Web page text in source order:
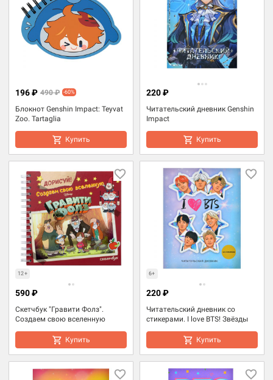
Блокнот Genshin Impact: Teyvat
Zoo. Tartaglia
196 ₽ 490 ₽ -60%
Купить
Читательский дневник Genshin
Impact
220 ₽
Купить
12+
Скетчбук "Гравити Фолз".
Создаем свою вселенную
590 ₽
Купить
6+
Читательский дневник со
стикерами. I love BTS! Звёзды
220 ₽
Купить